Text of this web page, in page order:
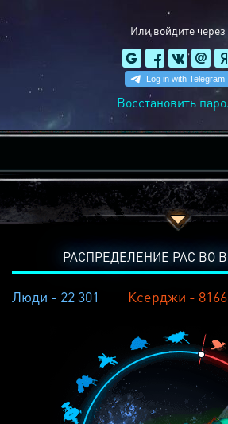
Или войдите через
Восстановить
РАСПРЕДЕЛЕНИЕ РАС ВО
Люди - 22 301 Ксерджи - 8166